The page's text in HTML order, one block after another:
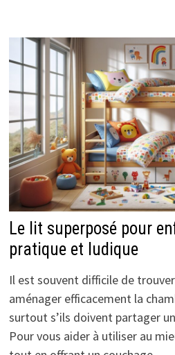
Le lit superposé pour
pratique et ludique
Il est souvent difficile de
aménager efficacement la
surtout s’ils doivent partager
Pour vous aider à utiliser au